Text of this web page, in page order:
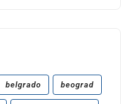
belgrado beograd